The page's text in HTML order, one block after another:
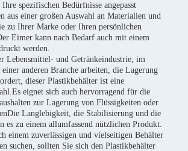
spezifischen Bedürfnisse angepasst
aus einer großen Auswahl an Materialien und
zu Ihrer Marke oder Ihren persönlichen
Eimer kann nach Bedarf auch mit einem
werden.
Lebensmittel- und Getränkeindustrie, im
anderen Branche arbeiten, die Lagerung
dieser Plastikbehälter ist eine
eignet sich auch hervorragend für die
zur Lagerung von Flüssigkeiten oder
Langlebigkeit, die Stabilisierung und die
es zu einem allumfassend nützlichen Produkt.
einem zuverlässigen und vielseitigen Behälter
suchen, sollten Sie sich den Plastikbehälter